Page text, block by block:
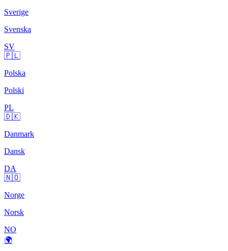
Sverige
Svenska
SV
🇵🇱
Polska
Polski
PL
🇩🇰
Danmark
Dansk
DA
🇳🇴
Norge
Norsk
NO
🌍